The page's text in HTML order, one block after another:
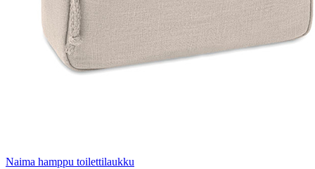
Naima hamppu toilettilaukku